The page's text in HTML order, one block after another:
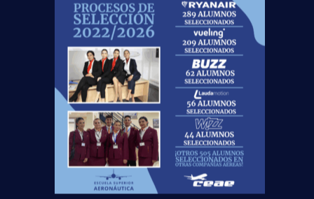
de Cabina de Pasajeros TCP
Noticias Relacionadas
Madrid-Barajas supera los 6 millones de
pasajeros junio: qué significa para quienes
quieren ser TCP
Leer más